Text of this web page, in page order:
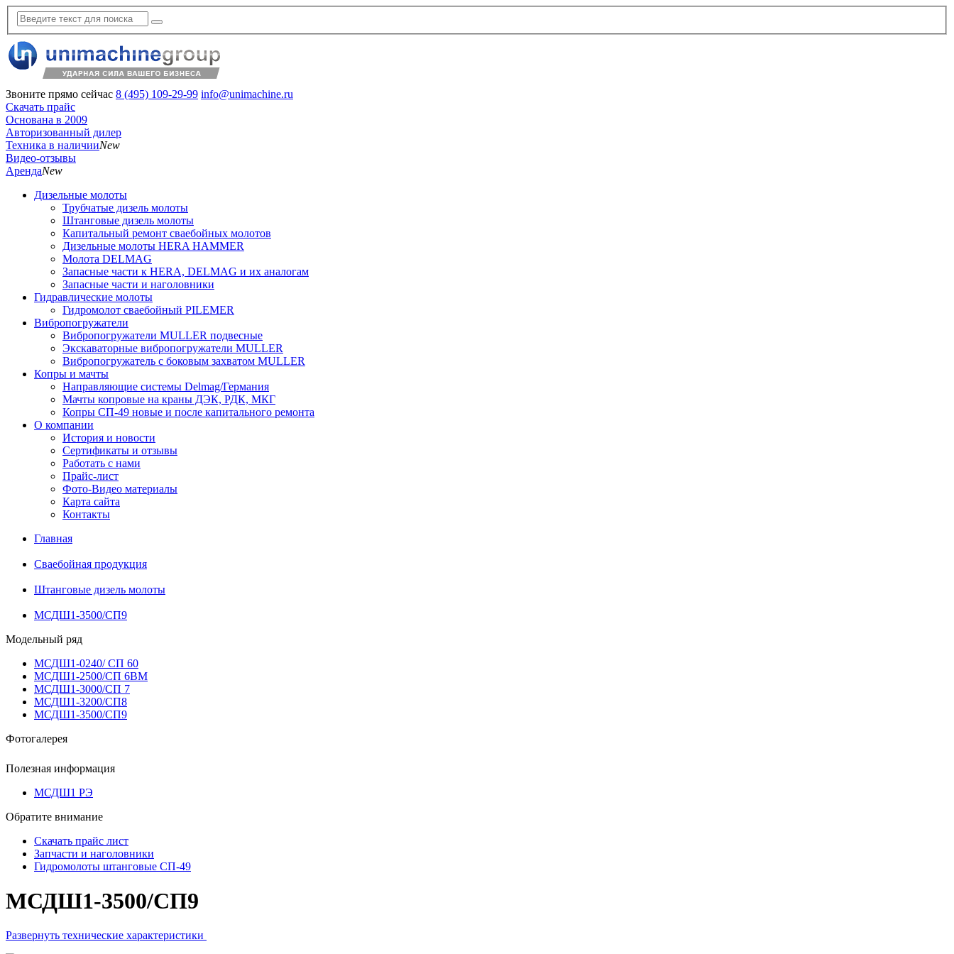
Звоните прямо сейчас 8 (495) 109-29-99 info@unimachine.ru
Скачать прайс
Основана в 2009
Авторизованный дилер
Техника в наличииNew
Видео-отзывы
АрендаNew
Дизельные молоты
Трубчатые дизель молоты
Штанговые дизель молоты
Капитальный ремонт сваебойных молотов
Дизельные молоты HERA HAMMER
Молота DELMAG
Запасные части к HERA, DELMAG и их аналогам
Запасные части и наголовники
Гидравлические молоты
Гидромолот сваебойный PILEMER
Вибропогружатели
Вибропогружатели MULLER подвесные
Экскаваторные вибропогружатели MULLER
Вибропогружатель с боковым захватом MULLER
Копры и мачты
Направляющие системы Delmag/Германия
Мачты копровые на краны ДЭК, РДК, МКГ
Копры СП-49 новые и после капитального ремонта
О компании
История и новости
Сертификаты и отзывы
Работать с нами
Прайс-лист
Фото-Видео материалы
Карта сайта
Контакты
Главная
Сваебойная продукция
Штанговые дизель молоты
МСДШ1-3500/СП9
Модельный ряд
МСДШ1-0240/ СП 60
МСДШ1-2500/СП 6ВМ
МСДШ1-3000/СП 7
МСДШ1-3200/СП8
МСДШ1-3500/СП9
Фотогалерея
Полезная информация
МСДШ1 РЭ
Обратите внимание
Скачать прайс лист
Запчасти и наголовники
Гидромолоты штанговые СП-49
МСДШ1-3500/СП9
Развернуть технические характеристики